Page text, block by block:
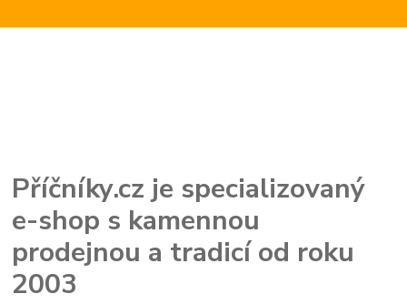
Příčníky.cz je specializovaný
e-shop s kamennou
prodejnou a tradicí od roku
2003